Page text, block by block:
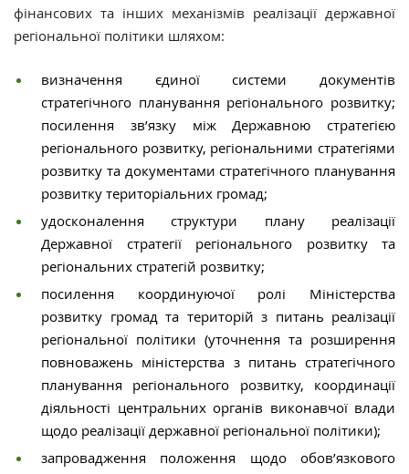
фінансових та інших механізмів реалізації державної
регіональної політики шляхом:
визначення єдиної системи документів
стратегічного планування регіонального розвитку;
посилення зв’язку між Державною стратегією
регіонального розвитку, регіональними стратегіями
розвитку та документами стратегічного планування
розвитку територіальних громад;
удосконалення структури плану реалізації
Державної стратегії регіонального розвитку та
регіональних стратегій розвитку;
посилення координуючої ролі Міністерства
розвитку громад та територій з питань реалізації
регіональної політики (уточнення та розширення
повноважень міністерства з питань стратегічного
планування регіонального розвитку, координації
діяльності центральних органів виконавчої влади
щодо реалізації державної регіональної політики);
запровадження положення щодо обов’язкового